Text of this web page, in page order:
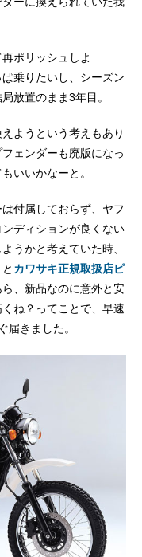
ポリッシュしよ
乗りたいし、シーズン
放置のまま3年目。
ようという考えもあり
ェンダーも廃版になっ
いいかなーと。
付属しておらず、ヤフ
ディションが良くない
うかと考えていた時、
カワサキ正規取扱店ピ
、新品なのに意外と安
ね？ってことで、早速
届きました。